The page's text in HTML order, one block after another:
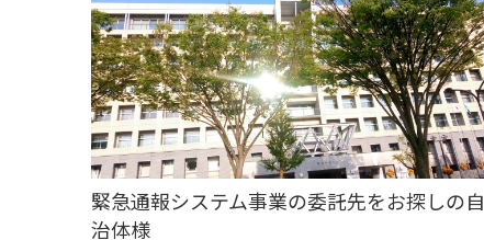
緊急通報システム事業の委託先をお探しの自
治体様